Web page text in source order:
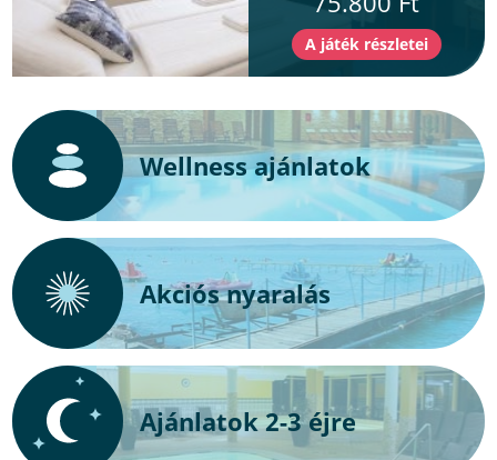
Wellness ajánlatok
Akciós nyaralás
Ajánlatok 2-3 éjre